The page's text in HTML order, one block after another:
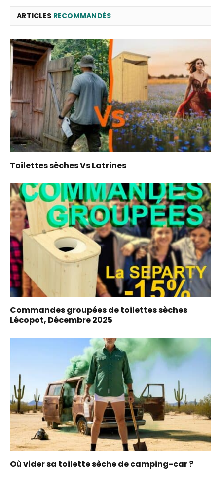
ARTICLES RECOMMANDÉS
Toilettes sèches Vs Latrines
Commandes groupées de toilettes sèches
Lécopot, Décembre 2025
Où vider sa toilette sèche de camping-car ?